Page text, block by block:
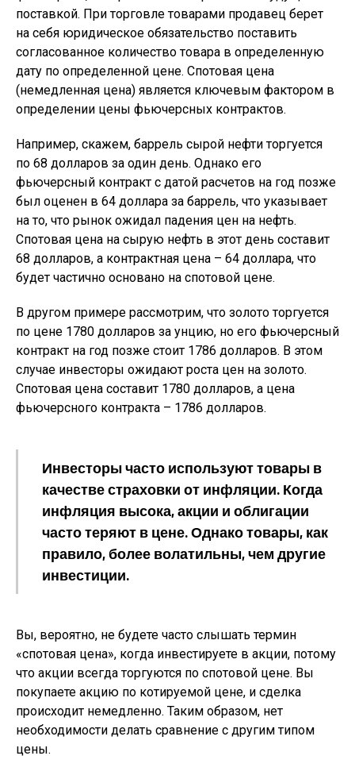
поставкой. При торговле товарами продавец берет
на себя юридическое обязательство поставить
согласованное количество товара в определенную
дату по определенной цене. Спотовая цена
(немедленная цена) является ключевым фактором в
определении цены фьючерсных контрактов.
Например, скажем, баррель сырой нефти торгуется
по 68 долларов за один день. Однако его
фьючерсный контракт с датой расчетов на год позже
был оценен в 64 доллара за баррель, что указывает
на то, что рынок ожидал падения цен на нефть.
Спотовая цена на сырую нефть в этот день составит
68 долларов, а контрактная цена – 64 доллара, что
будет частично основано на спотовой цене.
В другом примере рассмотрим, что золото торгуется
по цене 1780 долларов за унцию, но его фьючерсный
контракт на год позже стоит 1786 долларов. В этом
случае инвесторы ожидают роста цен на золото.
Спотовая цена составит 1780 долларов, а цена
фьючерсного контракта – 1786 долларов.
Инвесторы часто используют товары в
качестве страховки от инфляции. Когда
инфляция высока, акции и облигации
часто теряют в цене. Однако товары, как
правило, более волатильны, чем другие
инвестиции.
Вы, вероятно, не будете часто слышать термин
«спотовая цена», когда инвестируете в акции, потому
что акции всегда торгуются по спотовой цене. Вы
покупаете акцию по котируемой цене, и сделка
происходит немедленно. Таким образом, нет
необходимости делать сравнение с другим типом
цены.